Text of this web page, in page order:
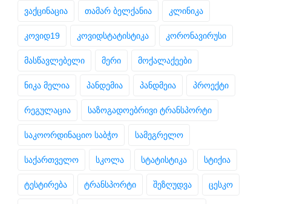
ვაქცინაცია თამარ ბელქანია კლინიკა
კოვიდ19 კოვიდსტატისტიკა კორონავირუსი
მასწავლებელი მერი მოქალაქეები
ნიკა მელია პანდემია პანდმეია პროექტი
რეგულაცია საზოგადოებრივი ტრანსპორტი
საკოორდინაციო საბჭო სამეგრელო
საქართველო სკოლა სტატისტიკა სტიქია
ტესტირება ტრანსპორტი შეზღუდვა ცესკო